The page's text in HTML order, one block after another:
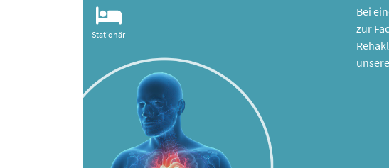
Stationär
Bei
zur